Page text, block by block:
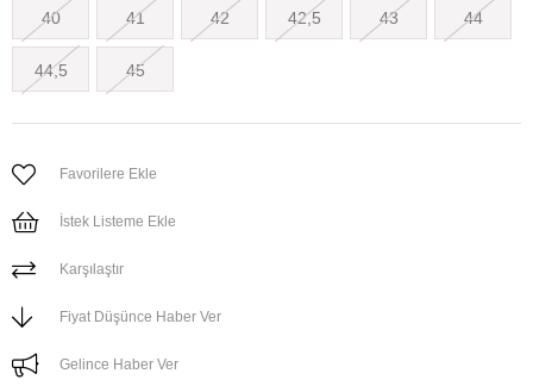
40 41 42 42,5 43 44
44,5 45
Favorilere Ekle
İstek Listeme Ekle
Karşılaştır
Fiyat Düşünce Haber Ver
Gelince Haber Ver